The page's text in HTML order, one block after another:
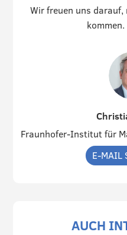
Wir freuen uns
Fraunhofer-Institut für
E-MAIL
AUCH